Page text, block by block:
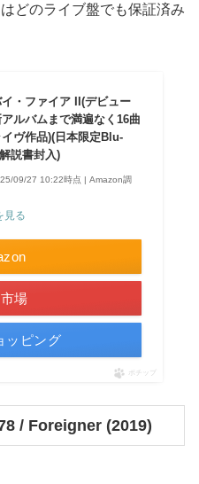
どのライブ盤でも保証済み
・ファイア II(デビュー
ルバムまで満遍なく16曲
ヴ作品)(日本限定Blu-
説書封入)
09/27 10:22時点 | Amazon調
見る
場
ッピング
ポチップ
/ Foreigner (2019)